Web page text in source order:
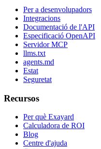
Per a desenvolupadors
Integracions
Documentació de l'API
Especificació OpenAPI
Servidor MCP
llms.txt
agents.md
Estat
Seguretat
Recursos
Per què Exayard
Calculadora de ROI
Blog
Centre d'ajuda